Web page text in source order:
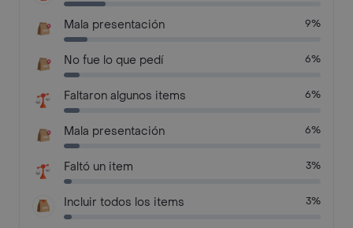
Mala presentación 9%
No fue lo que pedí 6%
Faltaron algunos items 6%
Mala presentación 6%
Faltó un item 3%
Incluir todos los items 3%